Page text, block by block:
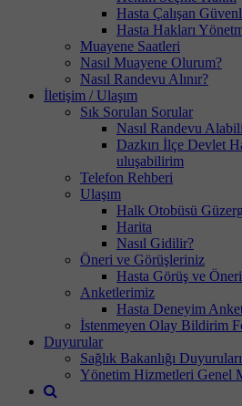
Hasta Çalışan
Hasta Hakları
Muayene Saatleri
Nasıl Muayene Olurum?
Nasıl Randevu Alınır?
İletişim / Ulaşım
Sık Sorulan Sorular
Nasıl Randevu
Dazkırı İlçe Devlet
uluşabilirim
Telefon Rehberi
Ulaşım
Halk Otobüsü
Harita
Nasıl Gidilir?
Öneri ve Görüşleriniz
Hasta Görüş ve
Anketlerimiz
Hasta Deneyim
İstenmeyen Olay Bildirim
Duyurular
Sağlık Bakanlığı Duyuruları
Yönetim Hizmetleri Genel